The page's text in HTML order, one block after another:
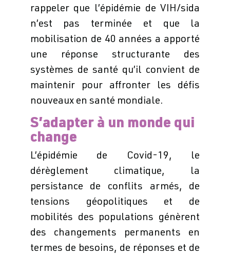
rappeler que l’épidémie de VIH/sida
n’est pas terminée et que la
mobilisation de 40 années a apporté
une réponse structurante des
systèmes de santé qu’il convient de
maintenir pour affronter les défis
nouveaux en santé mondiale.
S’adapter à un monde qui
change
L’épidémie de Covid-19, le
dérèglement climatique, la
persistance de conflits armés, de
tensions géopolitiques et de
mobilités des populations génèrent
des changements permanents en
termes de besoins, de réponses et de